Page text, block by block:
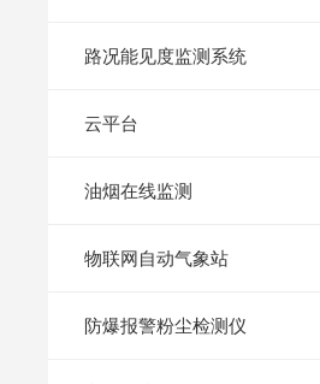
路况能见度监测系统
云平台
油烟在线监测
物联网自动气象站
防爆报警粉尘检测仪